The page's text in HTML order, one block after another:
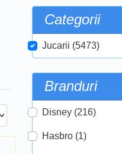
Categorii
Jucarii (5473)
Branduri
Disney (216)
Hasbro (1)